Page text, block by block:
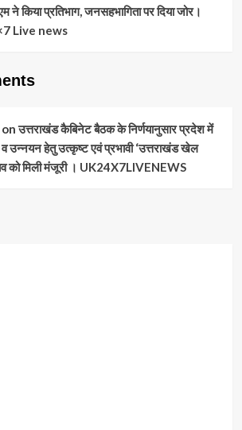
ने किया प्रतिभाग, जनसहभागिता पर दिया जोर।
Live news
onउत्तराखंड कैबिनेट बैठक के निर्णयानुसार प्रदेश में
हेतु उत्कृष्ट एवं प्रभावी ‘उत्तराखंड खेल
को मिली मंजूरी । UK24X7LIVENEWS